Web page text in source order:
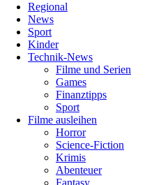
Regional
News
Sport
Kinder
Technik-News
Filme und Serien
Games
Finanztipps
Sport
Filme ausleihen
Horror
Science-Fiction
Krimis
Abenteuer
Fantasy